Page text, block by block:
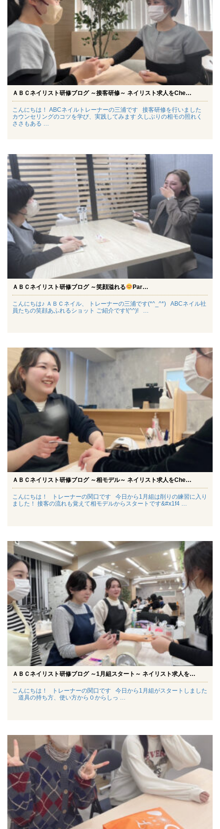
ＡＢＣネイリスト研修ブログ ～接客研修～ ネイリスト求人をChe…
こんにちは！ ABCネイルトレーナーの三浦です 接客研修を行いました
カウンセリングのコツを学び、実践してみます 久しぶりの相モの照れく
ささもある …
ＡＢＣネイリスト研修ブログ ～笑顔溢れる Par…
こんにちは♪ ＡＢＣネイル、 トレーナーの三浦です(*^_^*) ABCネイル社
員たちの笑顔あふれるショット ご紹介です!(^^)! …
ＡＢＣネイリスト研修ブログ ～相モデル～ ネイリスト求人をChe…
こんにちは！ トレーナーの関口です 今日から1月組は削りの練習に入り
ました！ 接客の流れも覚えて相モデルからスタートです&#x1f4 …
ＡＢＣネイリスト研修ブログ ～1月組スタート～ ネイリスト求人を…
こんにちは！ トレーナーの関口です 今日から1月組がスタートしました
道具の持ち方、使い方から０からしっ …